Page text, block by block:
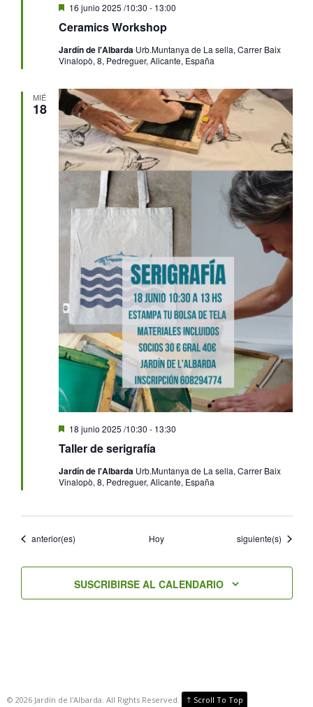
Ceramics Workshop
Destacado
16 junio 2025 /10:30 - 13:00
Jardín de l'Albarda Urb.Muntanya de La sella, Carrer Baix
Vinalopò, 8, Pedreguer, Alicante, España
MIÉ
18
Taller de serigrafía
Destacado
18 junio 2025 /10:30 - 13:30
Jardín de l'Albarda Urb.Muntanya de La sella, Carrer Baix
Vinalopò, 8, Pedreguer, Alicante, España
Eventos
anterior(es) Hoy Eventos
siguiente(s)
SUSCRIBIRSE AL CALENDARIO
© 2026 Jardín de l'Albarda. All Rights Reserved. ↑ Scroll To Top